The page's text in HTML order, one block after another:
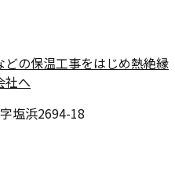
塩浜2694-18